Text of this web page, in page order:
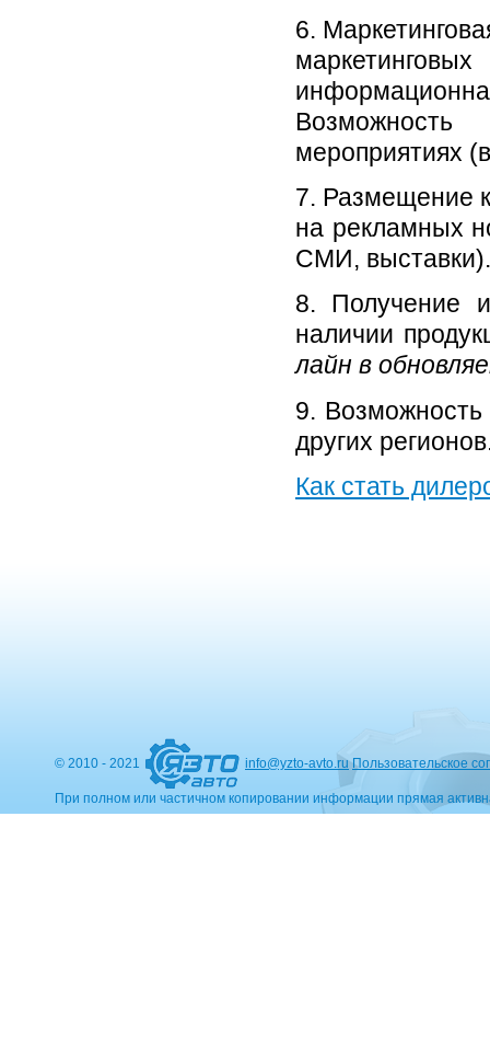
6.
мероприятиях
7. Размещение
на рекламных
СМИ, выставки).
8. Получение
наличии
лайн в
9.
других
Как стать
© 2010 - 2021 info@yzto-avto.ru Пользовательское
При полном или частичном копировании информации прямая